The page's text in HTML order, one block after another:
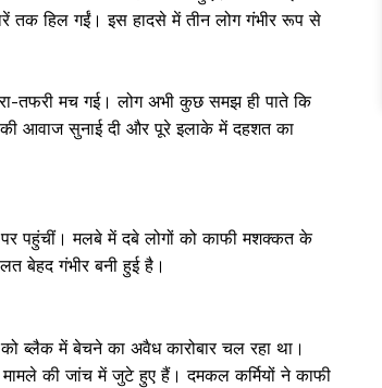
तक हिल गईं। इस हादसे में तीन लोग गंभीर रूप से
तफरी मच गई। लोग अभी कुछ समझ ही पाते कि
आवाज सुनाई दी और पूरे इलाके में दहशत का
पहुंचीं। मलबे में दबे लोगों को काफी मशक्कत के
बेहद गंभीर बनी हुई है।
ब्लैक में बेचने का अवैध कारोबार चल रहा था।
की जांच में जुटे हुए हैं। दमकल कर्मियों ने काफी